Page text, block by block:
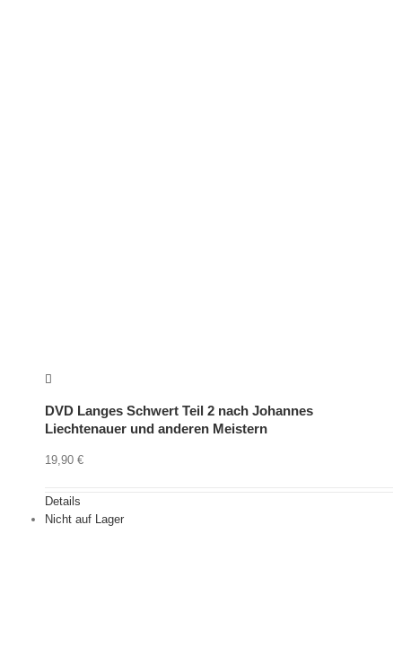
DVD Langes Schwert Teil 2 nach Johannes
Liechtenauer und anderen Meistern
19,90 €
Details
Nicht auf Lager